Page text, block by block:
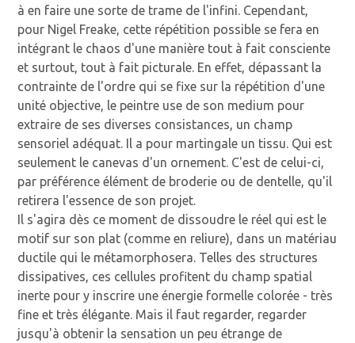
à en faire une sorte de trame de l'infini. Cependant,
pour Nigel Freake, cette répétition possible se fera en
intégrant le chaos d'une manière tout à fait consciente
et surtout, tout à fait picturale. En effet, dépassant la
contrainte de l'ordre qui se fixe sur la répétition d'une
unité objective, le peintre use de son medium pour
extraire de ses diverses consistances, un champ
sensoriel adéquat. Il a pour martingale un tissu. Qui est
seulement le canevas d'un ornement. C'est de celui-ci,
par préférence élément de broderie ou de dentelle, qu'il
retirera l'essence de son projet.
Il s'agira dès ce moment de dissoudre le réel qui est le
motif sur son plat (comme en reliure), dans un matériau
ductile qui le métamorphosera. Telles des structures
dissipatives, ces cellules profitent du champ spatial
inerte pour y inscrire une énergie formelle colorée - très
fine et très élégante. Mais il faut regarder, regarder
jusqu'à obtenir la sensation un peu étrange de